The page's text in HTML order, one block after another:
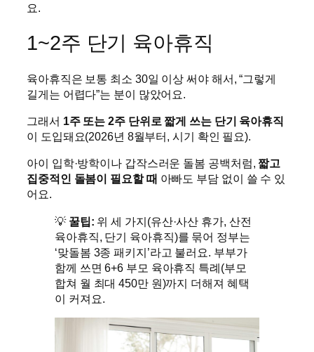
요.
1~2주 단기 육아휴직
육아휴직은 보통 최소 30일 이상 써야 해서, “그렇게
길게는 어렵다”는 분이 많았어요.
그래서 1주 또는 2주 단위로 짧게 쓰는 단기 육아휴직
이 도입돼요(2026년 8월부터, 시기 확인 필요).
아이 입학·방학이나 갑작스러운 돌봄 공백처럼,짧고
집중적인 돌봄이 필요할 때 아빠도 부담 없이 쓸 수 있
어요.
💡 꿀팁: 위 세 가지(유산·사산 휴가, 산전
육아휴직, 단기 육아휴직)를 묶어 정부는
‘맞돌봄 3종 패키지’라고 불러요. 부부가
함께 쓰면 6+6 부모 육아휴직 특례(부모
합쳐 월 최대 450만 원)까지 더해져 혜택
이 커져요.